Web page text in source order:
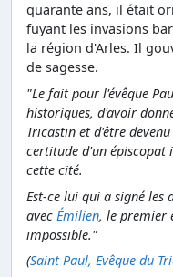
quarante ans, il était
fuyant les invasions
la région d'Arles. Il
de sagesse.
"Le fait pour l'évêque
historiques, d'avoir
Tricastin et d'être
certitude d'un épiscopat
cette cité.
Est-ce lui qui a signé les
avec Émilien, le premier
impossible."
(Saint Paul, Evêque du